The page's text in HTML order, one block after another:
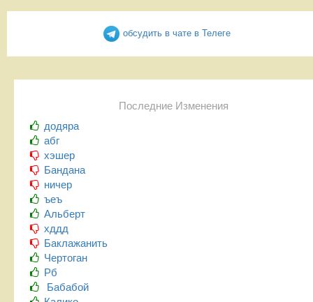
обсудить в чате в Телеге
Последние Изменения
додяра
абг
хэшер
Бандана
ничер
ъеъ
Альберт
хддд
Баклажанить
Чертоган
Рб
Бабабой